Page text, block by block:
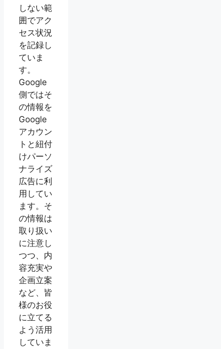
しない範
囲でアク
セス状況
を記録し
ていま
す。
Google
側ではそ
の情報を
Google
アカウン
トと紐付
けパーソ
ナライズ
広告に利
用してい
ます。そ
の情報は
取り扱い
に注意し
つつ、内
容充実や
企画立案
など、皆
様のお役
に立てる
よう活用
していま